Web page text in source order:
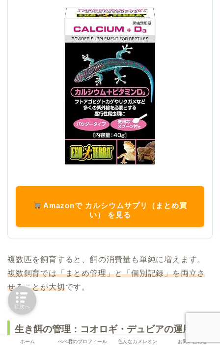
Amazonで カルシウムサプリ（まとめ買
い） を見る
複数匹を飼育すると、餌の消費量も単純に増えます。
複数飼育では「まとめ管理」と「個別記録」を両立さ
せることが大切です。
生き餌の管理：コオロギ・デュビアの運用
ホーム ぺぺ君のプロフィール 色んなカメレオン お問い合わせ
目次へ